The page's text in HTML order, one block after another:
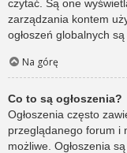
czytać. Są one
zarządzania kontem
ogłoszeń globalnych
Na górę
Co to są ogłoszenia?
Ogłoszenia często
przeglądanego forum i
możliwe. Ogłoszenia